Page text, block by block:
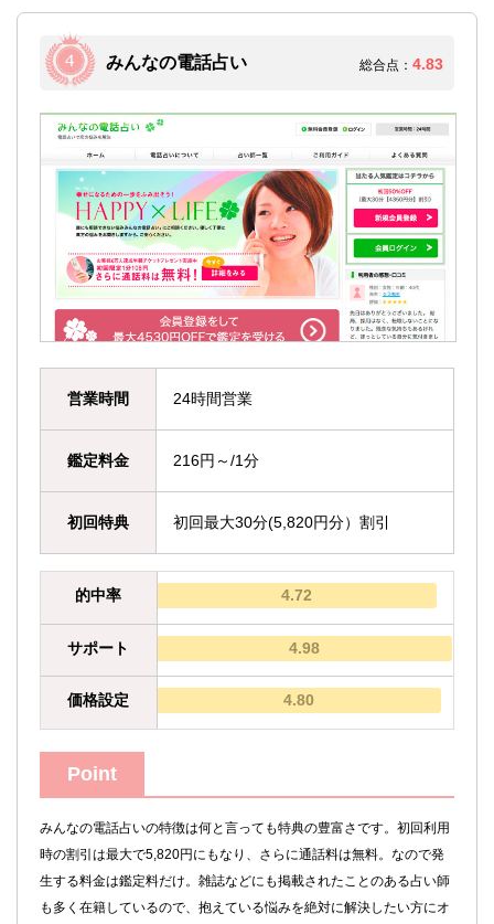
みんなの電話占い 総合点： 4.83
営業時間 24時間営業
鑑定料金 216円～/1分
初回特典 初回最大30分(5,820円分）割引
的中率 4.72
サポート 4.98
価格設定 4.80
Point
みんなの電話占いの特徴は何と言っても特典の豊富さです。初回利用
時の割引は最大で5,820円にもなり、さらに通話料は無料。なので発
生する料金は鑑定料だけ。雑誌などにも掲載されたことのある占い師
も多く在籍しているので、抱えている悩みを絶対に解決したい方にオ